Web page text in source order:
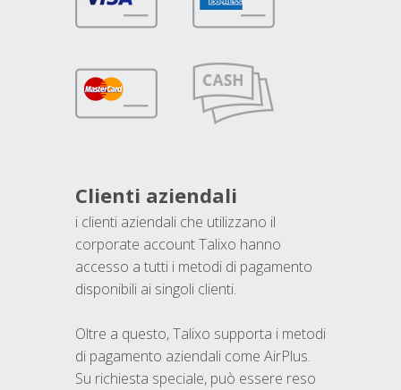
Clienti aziendali
i clienti aziendali che utilizzano il
corporate account Talixo hanno
accesso a tutti i metodi di pagamento
disponibili ai singoli clienti.
Oltre a questo, Talixo supporta i metodi
di pagamento aziendali come AirPlus.
Su richiesta speciale, può essere reso